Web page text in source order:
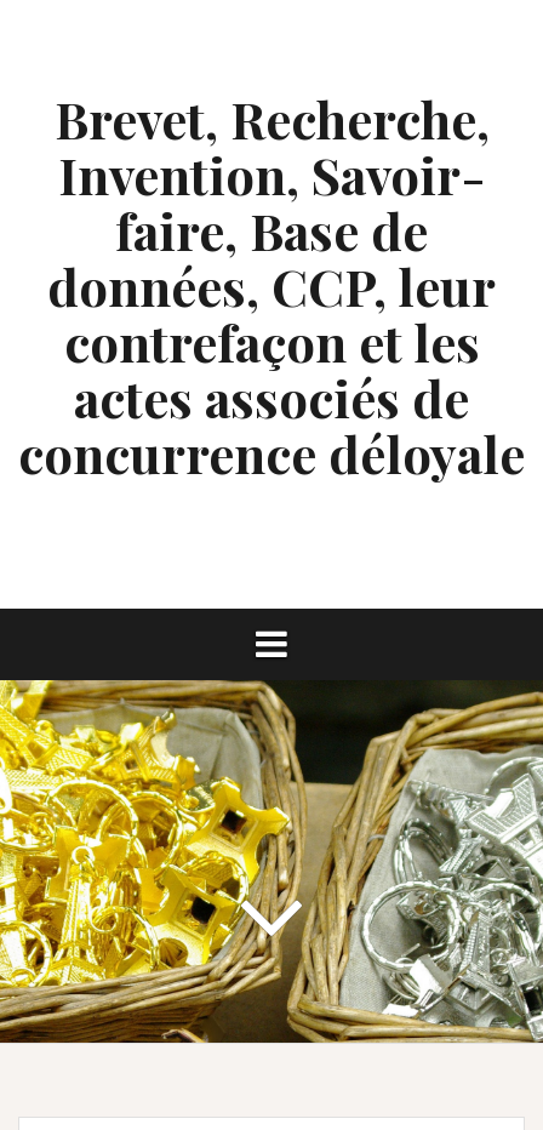
Brevet, Recherche,
Invention, Savoir-
faire, Base de
données, CCP, leur
contrefaçon et les
actes associés de
concurrence déloyale